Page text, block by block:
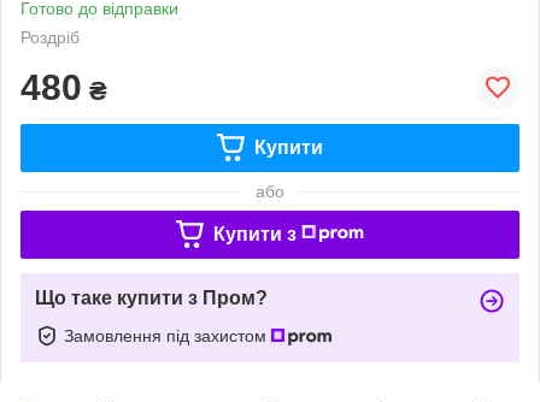
Готово до відправки
Роздріб
480 ₴
Купити
або
Купити з
Що таке купити з Пром?
Замовлення під захистом